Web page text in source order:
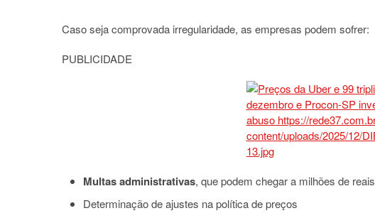
Caso seja comprovada irregularidade, as empresas podem sofrer:
PUBLICIDADE
Multas administrativas, que podem chegar a milhões de reais
Determinação de ajustes na política de preços